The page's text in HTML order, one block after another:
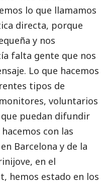
lo que llamamos
directa, porque
y nos
falta gente que nos
Lo que hacemos
tipos de
voluntarios
puedan difundir
con las
Barcelona y de la
en el
hemos estado en los